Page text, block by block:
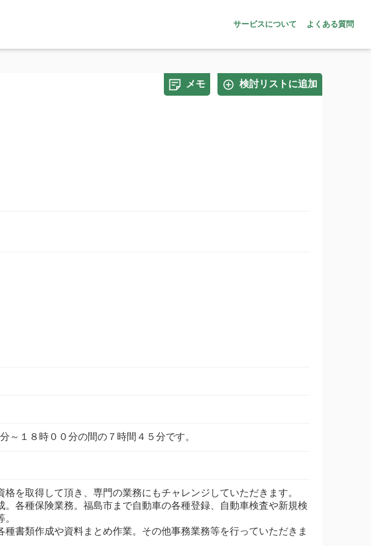
サービスについて よくある質問
メモ 検討リストに追加
８時００分の間の７時間４５分です。
を取得して頂き、専門の業務にもチャレンジしていただきます。
各種保険業務。福島市まで自動車の各種登録、自動車検査や新規検
書類作成や資料まとめ作業。その他事務業務等を行っていただきま